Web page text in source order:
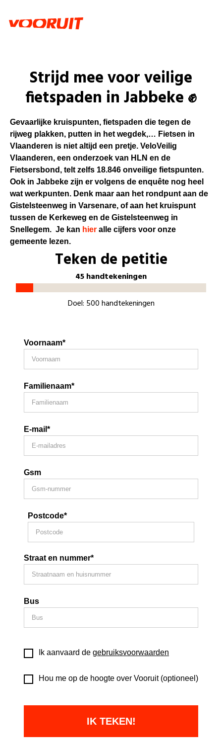
Strijd mee voor veilige
fietspaden in Jabbeke ✊
Gevaarlijke kruispunten, fietspaden die tegen de
rijweg plakken, putten in het wegdek,… Fietsen in
Vlaanderen is niet altijd een pretje. VeloVeilig
Vlaanderen, een onderzoek van HLN en de
Fietsersbond, telt zelfs 18.846 onveilige fietspunten.
Ook in Jabbeke zijn er volgens de enquête nog heel
wat werkpunten. Denk maar aan het rondpunt aan de
Gistelsteenweg in Varsenare, of aan het kruispunt
tussen de Kerkeweg en de Gistelsteenweg in
Snellegem. Je kan hier alle cijfers voor onze
gemeente lezen.
Teken de petitie
45 handtekeningen
Doel: 500 handtekeningen
Voornaam*
Familienaam*
E-mail*
Gsm
Postcode*
Straat en nummer*
Bus
Ik aanvaard de gebruiksvoorwaarden
Hou me op de hoogte over Vooruit (optioneel)